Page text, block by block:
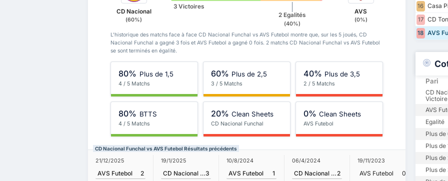
CD Nacional
(60%)
3 Victoires
2 Egalités
(40%)
AVS
(0%)
L'historique des matchs face à face CD Nacional Funchal vs AVS Futebol montre que, sur les 5 joués, CD
Nacional Funchal a gagné 3 fois et AVS Futebol a gagné 0 fois. 2 matchs CD Nacional Funchal vs AVS Futebol
se sont terminés en égalité.
80% Plus de 1,5
4 / 5 Matchs
60% Plus de 2,5
3 / 5 Matchs
40% Plus de 3,5
2 / 5 Matchs
80% BTTS
4 / 5 Matchs
20% Clean Sheets
CD Nacional Funchal
0% Clean Sheets
AVS Futebol
CD Nacional Funchal vs AVS Futebol Résultats précédents
21/12/2025
AVS Futebol
2
19/1/2025
CD Nacional Funchal3
10/8/2024
AVS Futebol
1
06/4/2024
CD Nacional Funchal2
19/11/2023
AVS Futebol
0
16 Casa
17 CD
18 AVS
Pari
CD
Victoire
AVS
Egalité
Plus de
Plus de
Plus de
Plus de